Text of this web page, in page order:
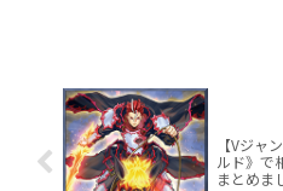
【Vジャ
ルド》で
まとめま